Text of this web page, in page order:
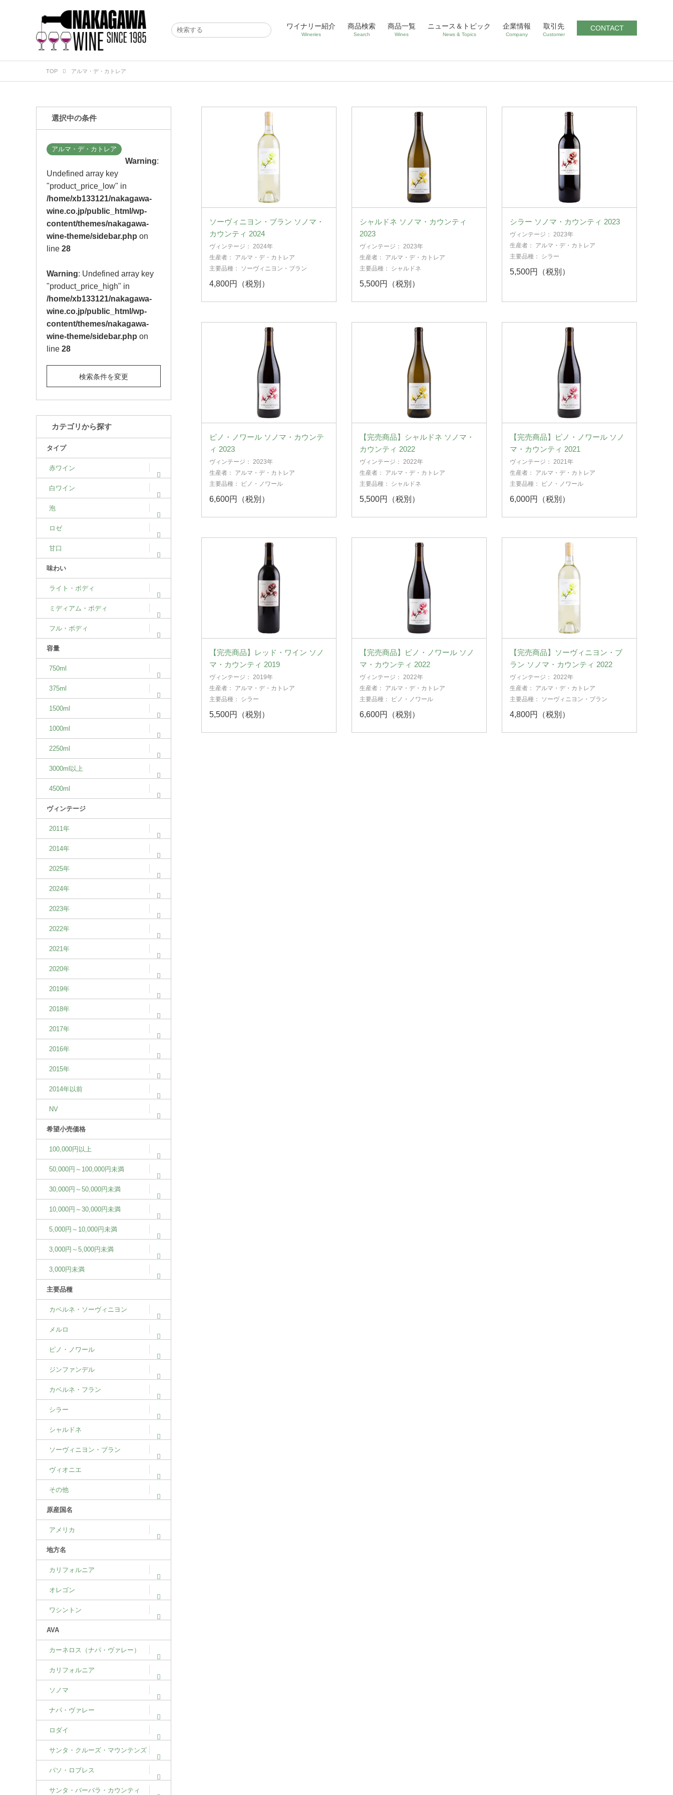
ワイナリー紹介
Wineries
商品検索
Search
商品一覧
Wines
ニュース＆トピック
News & Topics
企業情報
Company
取引先
Customer
CONTACT
TOP アルマ・デ・カトレア
選択中の条件
アルマ・デ・カトレア
Warning:
Undefined array key
"product_price_low" in
/home/xb133121/nakagawa-
wine.co.jp/public_html/wp-
content/themes/nakagawa-
wine-theme/sidebar.php on
line 28
Warning: Undefined array key
"product_price_high" in
/home/xb133121/nakagawa-
wine.co.jp/public_html/wp-
content/themes/nakagawa-
wine-theme/sidebar.php on
line 28
検索条件を変更
カテゴリから探す
タイプ
赤ワイン
白ワイン
泡
ロゼ
甘口
味わい
ライト・ボディ
ミディアム・ボディ
フル・ボディ
容量
750ml
375ml
1500ml
1000ml
2250ml
3000ml以上
4500ml
ヴィンテージ
2011年
2014年
2025年
2024年
2023年
2022年
2021年
2020年
2019年
2018年
2017年
2016年
2015年
2014年以前
NV
希望小売価格
100,000円以上
50,000円～100,000円未満
30,000円～50,000円未満
10,000円～30,000円未満
5,000円～10,000円未満
3,000円～5,000円未満
3,000円未満
主要品種
カベルネ・ソーヴィニヨン
メルロ
ピノ・ノワール
ジンファンデル
カベルネ・フラン
シラー
シャルドネ
ソーヴィニヨン・ブラン
ヴィオニエ
その他
原産国名
アメリカ
地方名
カリフォルニア
オレゴン
ワシントン
AVA
カーネロス（ナパ・ヴァレー）
カリフォルニア
ソノマ
ナパ・ヴァレー
ロダイ
サンタ・クルーズ・マウンテンズ
パソ・ロブレス
サンタ・バーバラ・カウンティ
ソーヴィニヨン・ブラン ソノマ・
カウンティ 2024
ヴィンテージ： 2024年
生産者： アルマ・デ・カトレア
主要品種： ソーヴィニヨン・ブラン
4,800円（税別）
シャルドネ ソノマ・カウンティ
2023
ヴィンテージ： 2023年
生産者： アルマ・デ・カトレア
主要品種： シャルドネ
5,500円（税別）
シラー ソノマ・カウンティ 2023
ヴィンテージ： 2023年
生産者： アルマ・デ・カトレア
主要品種： シラー
5,500円（税別）
ピノ・ノワール ソノマ・カウンテ
ィ 2023
ヴィンテージ： 2023年
生産者： アルマ・デ・カトレア
主要品種：
ピノ・ノワール
6,600円（税別）
【完売商品】シャルドネ ソノマ・
カウンティ 2022
ヴィンテージ： 2022年
生産者： アルマ・デ・カトレア
主要品種： シャルドネ
5,500円（税別）
【完売商品】ピノ・ノワール ソノ
マ・カウンティ 2021
ヴィンテージ： 2021年
生産者： アルマ・デ・カトレア
主要品種：
ピノ・ノワール
6,000円（税別）
【完売商品】レッド・ワイン ソノ
マ・カウンティ 2019
ヴィンテージ： 2019年
生産者： アルマ・デ・カトレア
主要品種： シラー
5,500円（税別）
【完売商品】ピノ・ノワール ソノ
マ・カウンティ 2022
ヴィンテージ： 2022年
生産者： アルマ・デ・カトレア
主要品種：
ピノ・ノワール
6,600円（税別）
【完売商品】ソーヴィニヨン・ブ
ラン ソノマ・カウンティ 2022
ヴィンテージ： 2022年
生産者： アルマ・デ・カトレア
主要品種： ソーヴィニヨン・ブラン
4,800円（税別）